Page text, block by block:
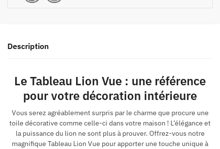
Description
Le Tableau Lion Vue : une référence
pour votre décoration intérieure
Vous serez agréablement surpris par le charme que procure une
toile décorative comme celle-ci dans votre maison ! L’élégance et
la puissance du lion ne sont plus à prouver. Offrez-vous notre
magnifique Tableau Lion Vue pour apporter une touche unique à